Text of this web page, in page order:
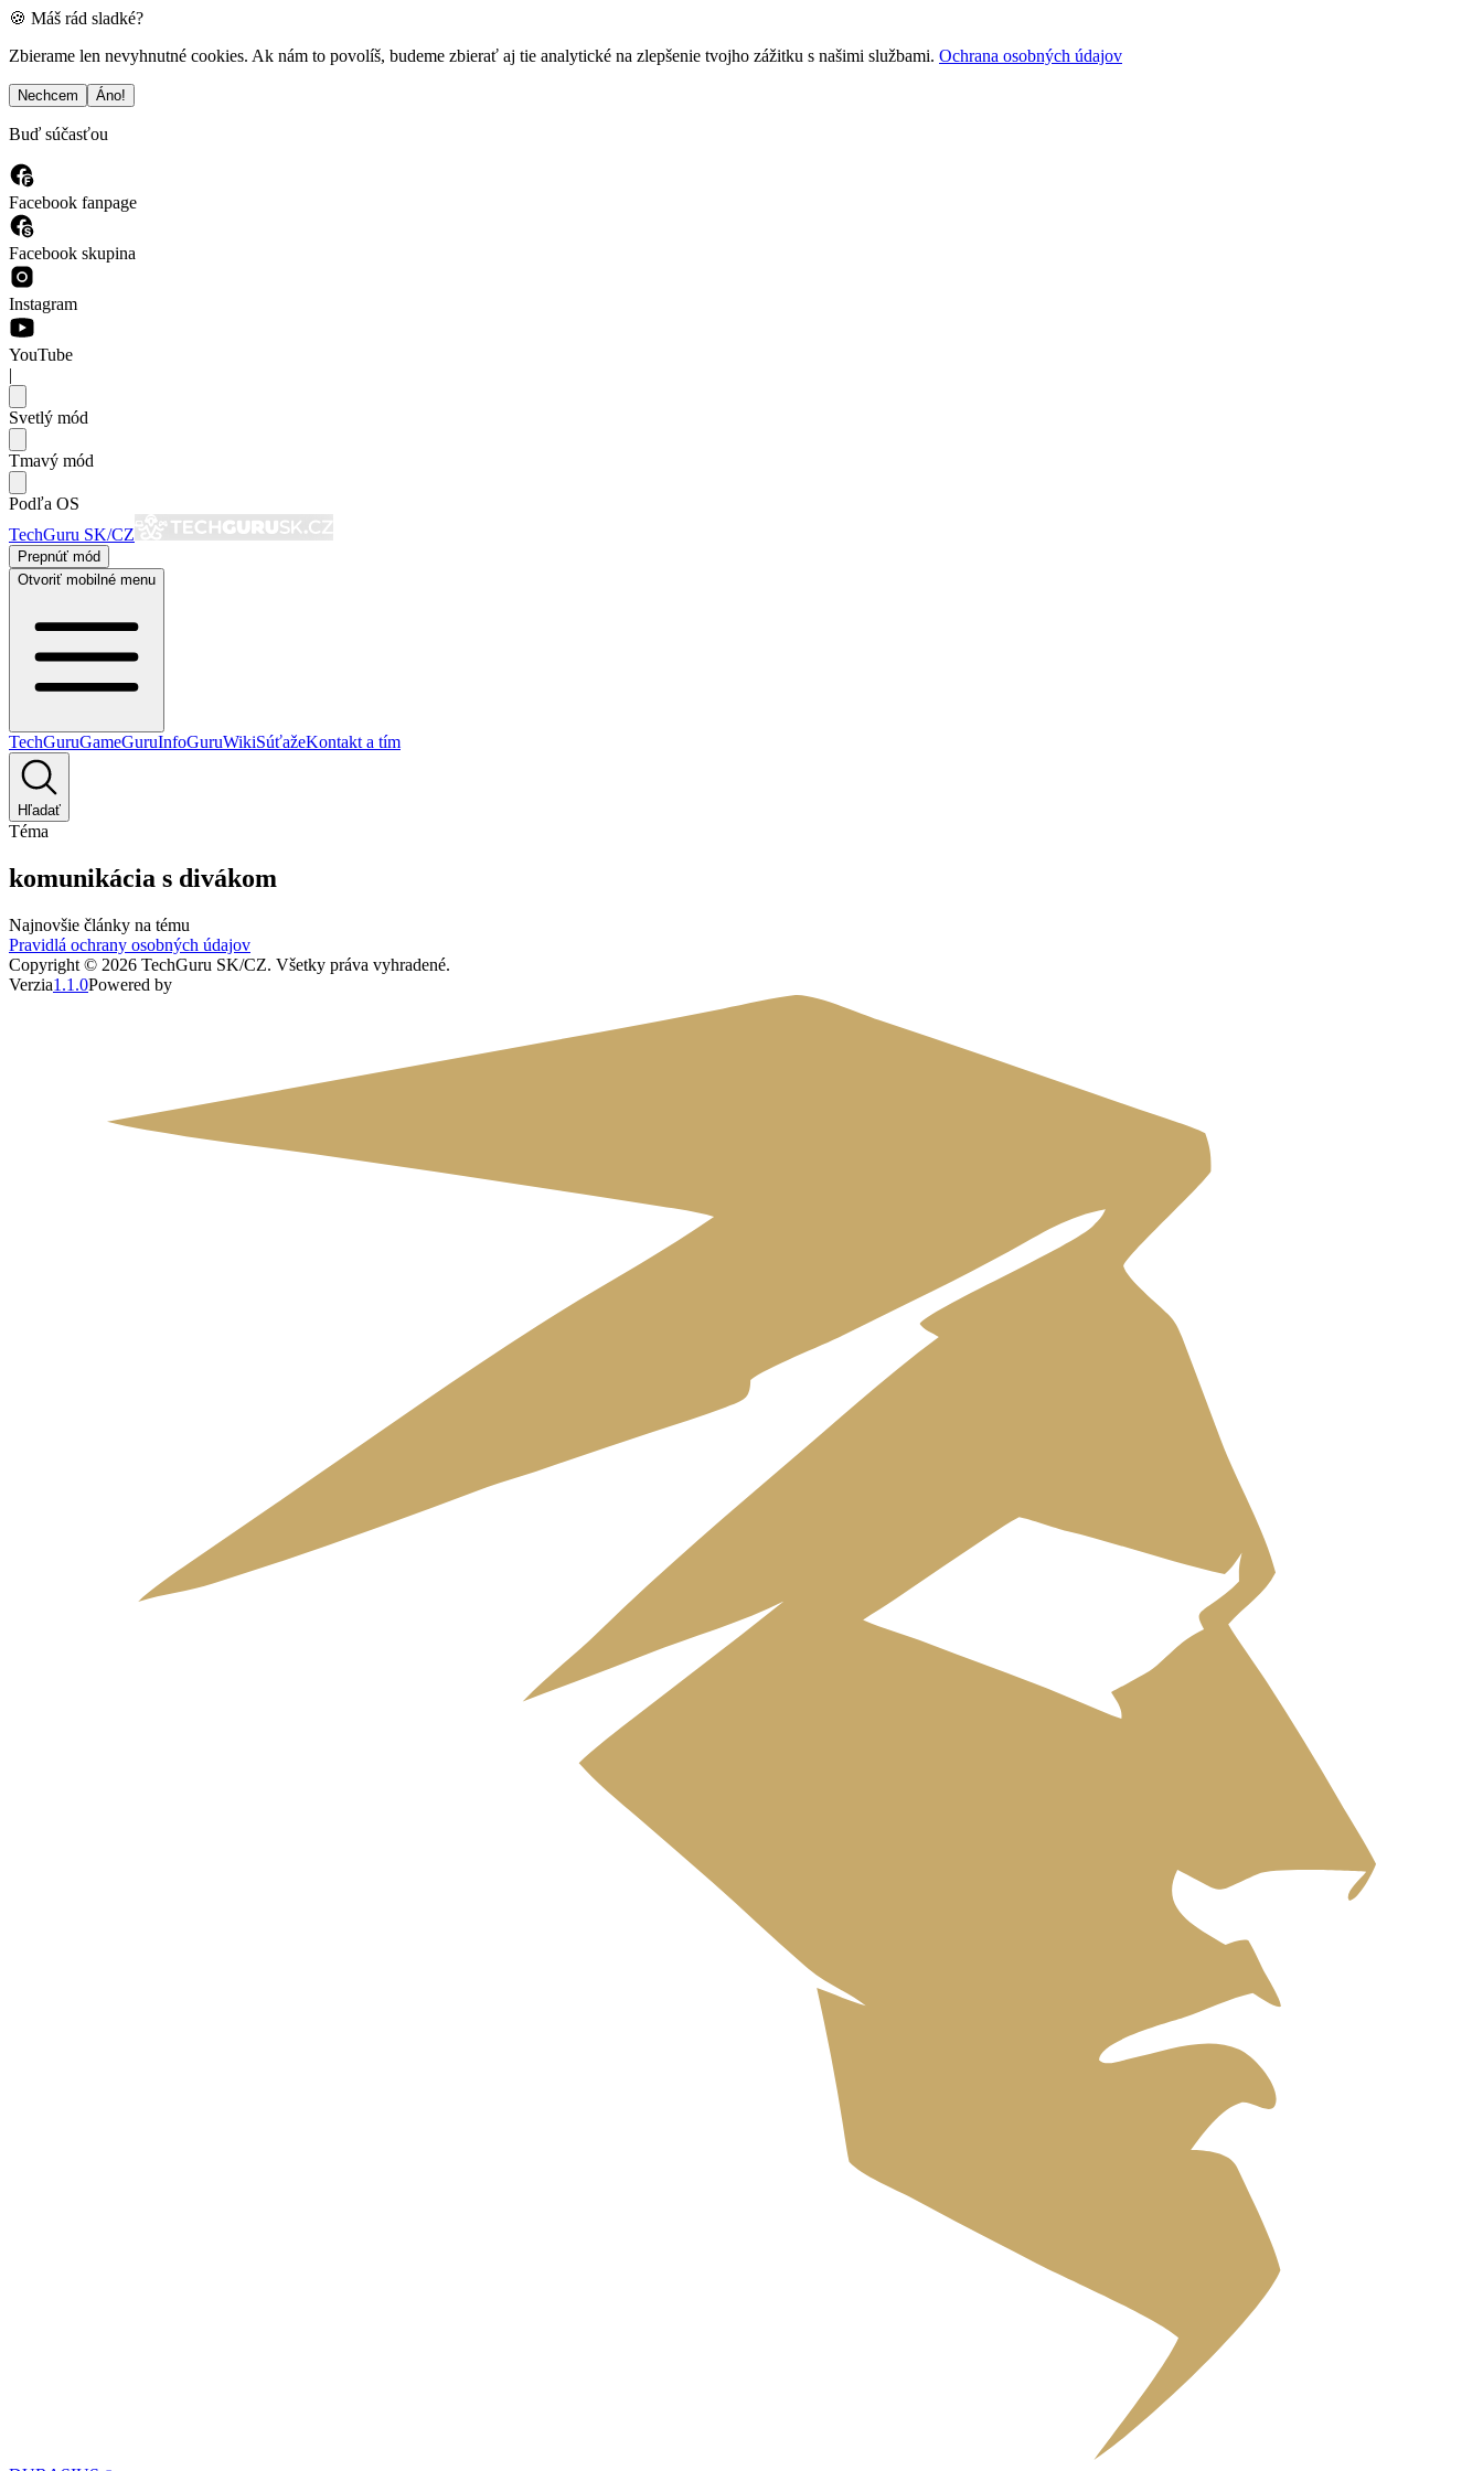
🍪 Máš rád sladké?
Zbierame len nevyhnutné cookies. Ak nám to povolíš, budeme zbierať aj tie analytické na zlepšenie tvojho zážitku s našimi službami. Ochrana osobných údajov
Nechcem Áno!
Buď súčasťou
Facebook fanpage
Facebook skupina
Instagram
YouTube
|
Svetlý mód
Tmavý mód
Podľa OS
TechGuru SK/CZ
Prepnúť mód
Otvoriť mobilné menu
TechGuruGameGuruInfoGuruWikiSúťažeKontakt a tím
Hľadať
Téma
komunikácia s divákom
Najnovšie články na tému
Pravidlá ochrany osobných údajov
Copyright © 2026 TechGuru SK/CZ. Všetky práva vyhradené.
Verzia1.1.0Powered by